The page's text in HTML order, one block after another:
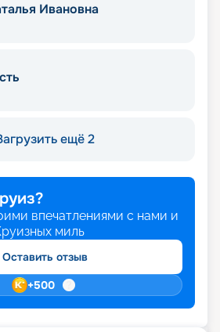
Ивановна
ещё 2
впечатлениями с нами и
миль
Оставить отзыв
+500